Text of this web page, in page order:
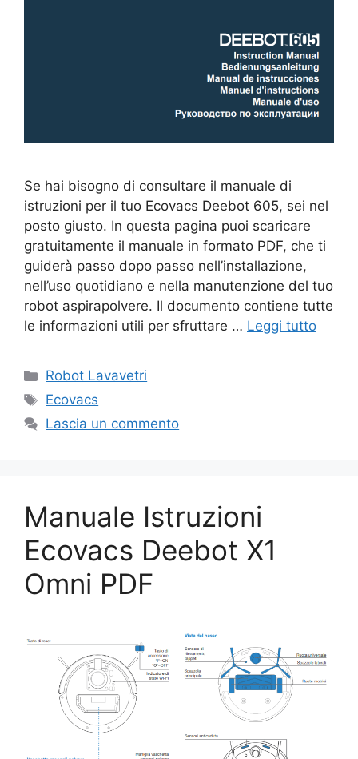
Se hai bisogno di consultare il manuale di
istruzioni per il tuo Ecovacs Deebot 605, sei nel
posto giusto. In questa pagina puoi scaricare
gratuitamente il manuale in formato PDF, che ti
guiderà passo dopo passo nell’installazione,
nell’uso quotidiano e nella manutenzione del tuo
robot aspirapolvere. Il documento contiene tutte
le informazioni utili per sfruttare … Leggi tutto
Categorie
Robot Lavavetri
Tag
Ecovacs
Lascia un commento
Manuale Istruzioni
Ecovacs Deebot X1
Omni PDF